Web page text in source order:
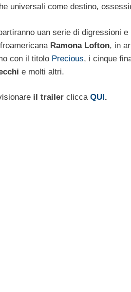
universali come destino,
uan serie di digressioni
Ramona Lofton, in
con il titolo Precious, i cinque
e molti altri.
il trailer clicca QUI.